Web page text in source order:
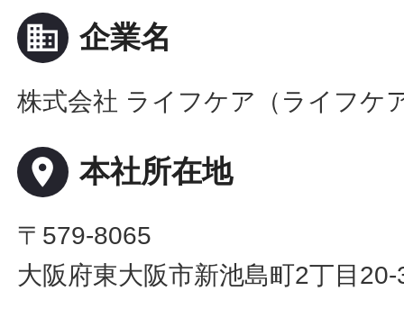
business 企業名
株式会社 ライフケア（ライフケ
place 本社所在地
〒579-8065
大阪府東大阪市新池島町2丁目20-